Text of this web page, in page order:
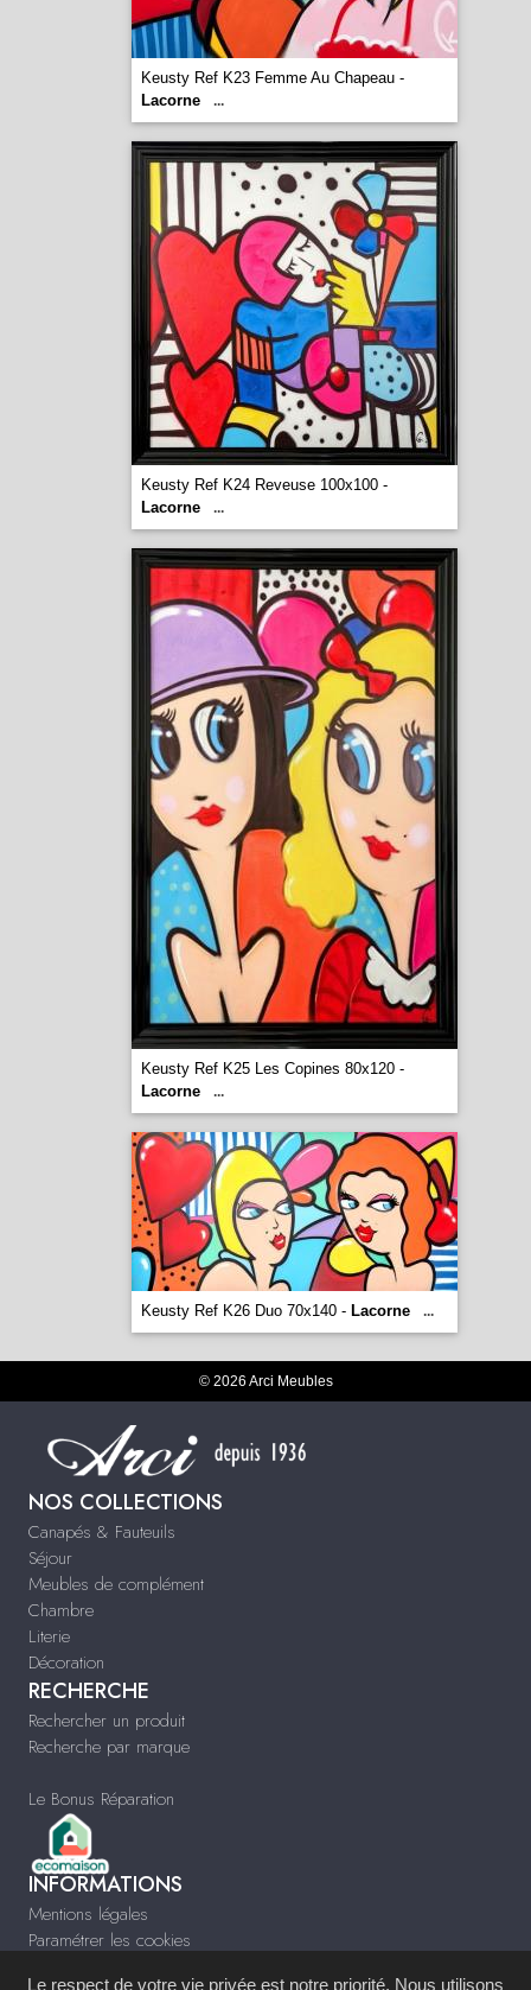
Keusty Ref K23 Femme Au Chapeau -
Lacorne
...
Keusty Ref K24 Reveuse 100x100 -
Lacorne
...
Keusty Ref K25 Les Copines 80x120 -
Lacorne
...
Keusty Ref K26 Duo 70x140 - Lacorne ...
© 2026 Arci Meubles
NOS COLLECTIONS
Canapés & Fauteuils
Séjour
Meubles de complément
Chambre
Literie
Décoration
RECHERCHE
Rechercher un produit
Recherche par marque
Le Bonus Réparation
INFORMATIONS
Mentions légales
Paramétrer les cookies
Le respect de votre vie privée est notre priorité. Nous utilisons